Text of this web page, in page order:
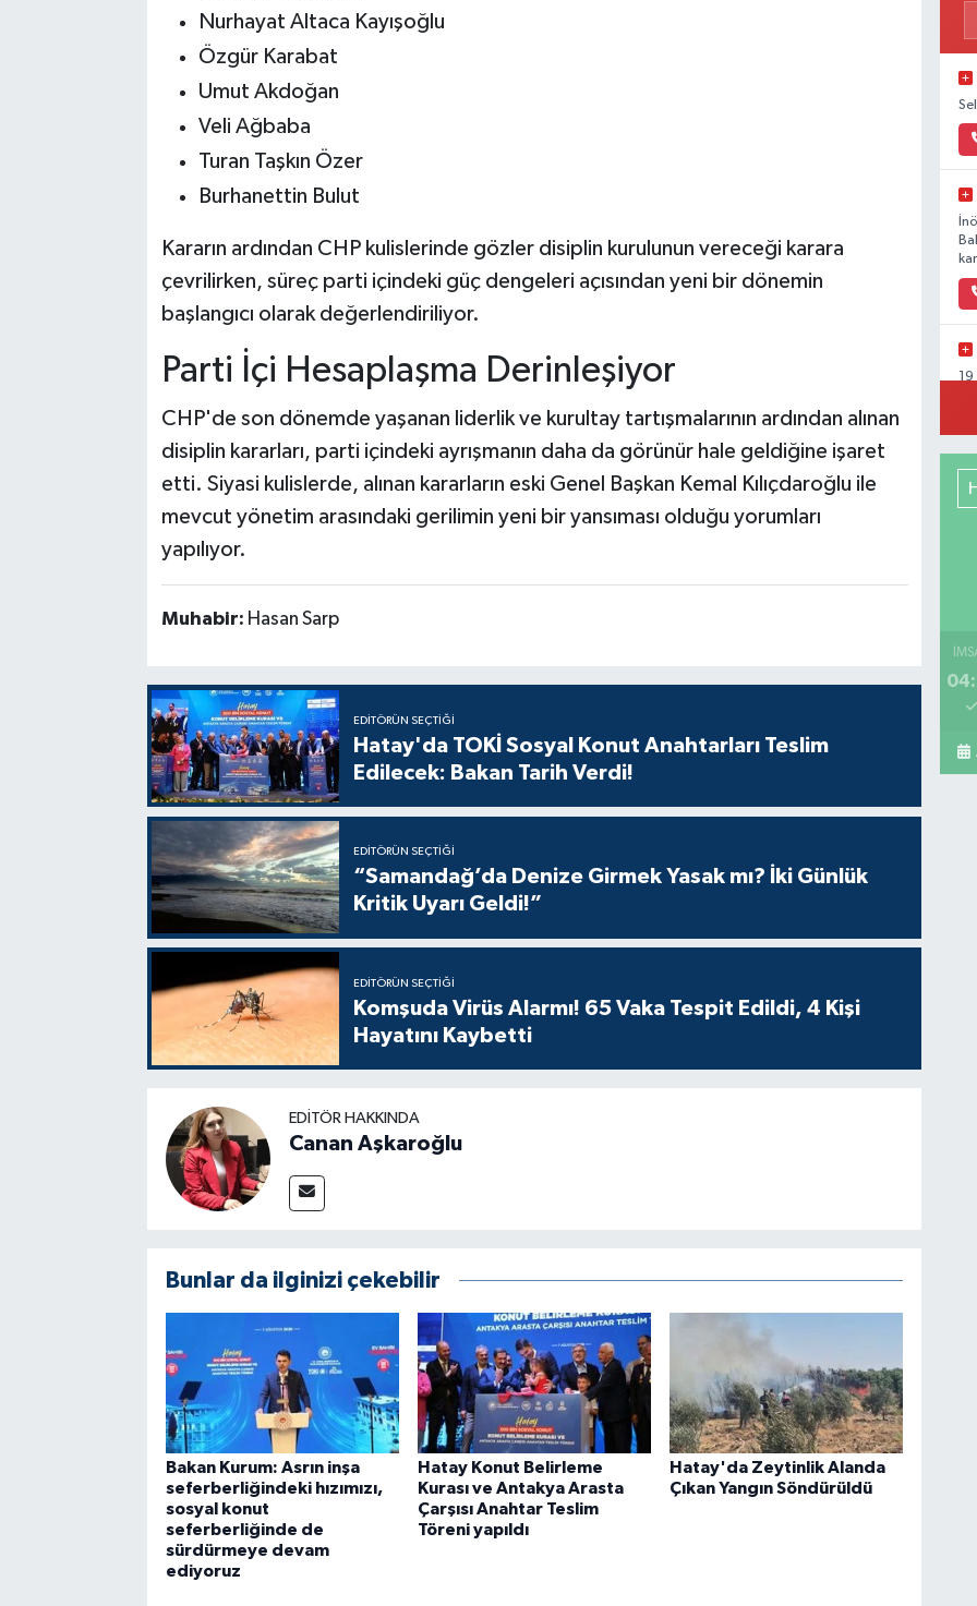
Nurhayat Altaca Kayışoğlu
Özgür Karabat
Umut Akdoğan
Veli Ağbaba
Turan Taşkın Özer
Burhanettin Bulut
Kararın ardından CHP kulislerinde gözler disiplin kurulunun vereceği karara
çevrilirken, süreç parti içindeki güç dengeleri açısından yeni bir dönemin
başlangıcı olarak değerlendiriliyor.
Parti İçi Hesaplaşma Derinleşiyor
CHP'de son dönemde yaşanan liderlik ve kurultay tartışmalarının ardından alınan
disiplin kararları, parti içindeki ayrışmanın daha da görünür hale geldiğine işaret
etti. Siyasi kulislerde, alınan kararların eski Genel Başkan Kemal Kılıçdaroğlu ile
mevcut yönetim arasındaki gerilimin yeni bir yansıması olduğu yorumları
yapılıyor.
Muhabir: Hasan Sarp
EDITÖRÜN SEÇTIĞI
Hatay'da TOKİ Sosyal Konut Anahtarları Teslim
Edilecek: Bakan Tarih Verdi!
EDITÖRÜN SEÇTIĞI
“Samandağ’da Denize Girmek Yasak mı? İki Günlük
Kritik Uyarı Geldi!”
EDITÖRÜN SEÇTIĞI
Komşuda Virüs Alarmı! 65 Vaka Tespit Edildi, 4 Kişi
Hayatını Kaybetti
EDITÖR HAKKINDA
Canan Aşkaroğlu
Bunlar da ilginizi çekebilir
Bakan Kurum: Asrın inşa
seferberliğindeki hızımızı,
sosyal konut
seferberliğinde de
sürdürmeye devam
ediyoruz
Hatay Konut Belirleme
Kurası ve Antakya Arasta
Çarşısı Anahtar Teslim
Töreni yapıldı
Hatay'da Zeytinlik Alanda
Çıkan Yangın Söndürüldü
19